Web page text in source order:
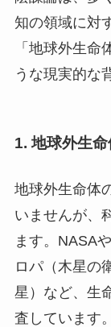
知の領域に対
「地球外生命
うな現実的な
1.地球外生
地球外生命体
いませんが、
ます。NASA
ロパ（木星の
星）など、生
査しています